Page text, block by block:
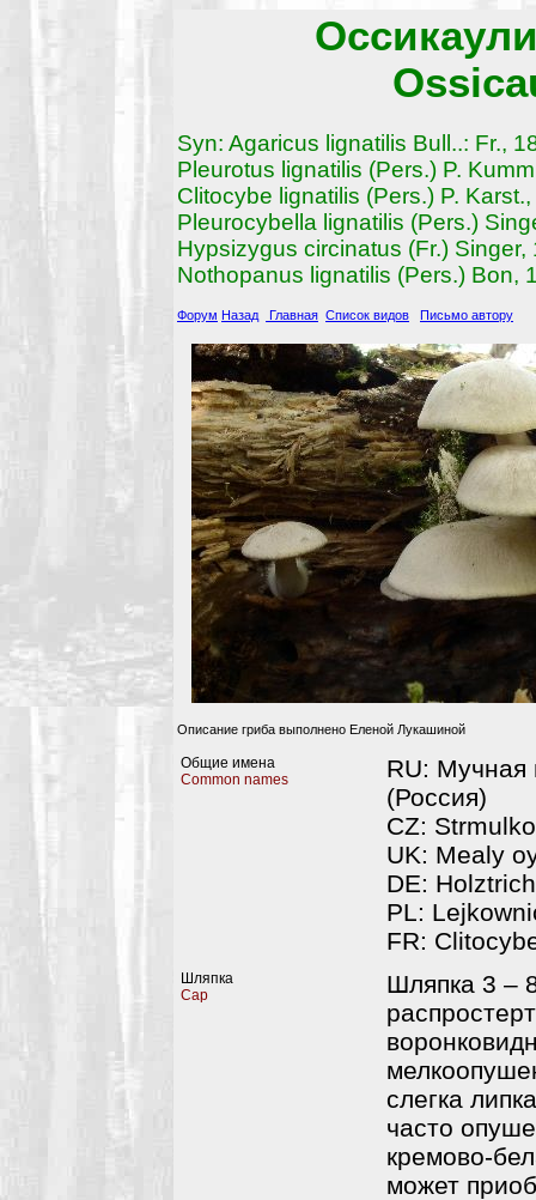
Syn: Agaricus lignatilis Bull..: Fr.,
Pleurotus lignatilis (Pers.) P.
Clitocybe lignatilis (Pers.) P.
Pleurocybella lignatilis (Pers.)
Hypsizygus circinatus (Fr.) Singer,
Nothopanus lignatilis (Pers.) Bon,
Форум Назад Главная Список видов Письмо автору
Описание гриба выполнено Еленой Лукашиной
Общие имена
Common names
RU: Мучная
(Россия)
CZ:
UK: Mealy
DE:
PL:
FR:
Шляпка
Cap
Шляпка 3 –
слегка
часто
кремово-
может